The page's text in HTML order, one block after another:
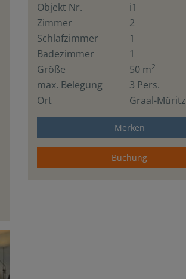
Objekt Nr.
i1
Zimmer
2
Schlafzimmer
1
Badezimmer
1
Größe
50 m2
max. Belegung
3 Pers.
Ort
Graal-Müritz
Merken
Buchung